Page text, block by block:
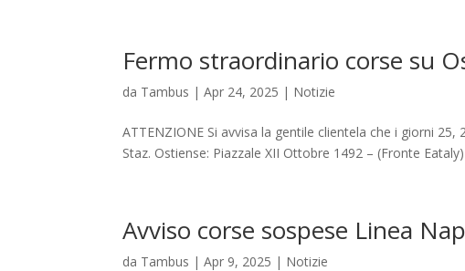
Fermo straordinario corse su
da Tambus |Apr 24, 2025 | Notizie
ATTENZIONE Si avvisa la gentile clientela che i giorni
Staz. Ostiense: Piazzale XII Ottobre 1492 – (Fronte
Avviso corse sospese Linea
da Tambus |Apr 9, 2025 | Notizie